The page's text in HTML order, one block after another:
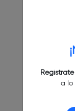
a lo